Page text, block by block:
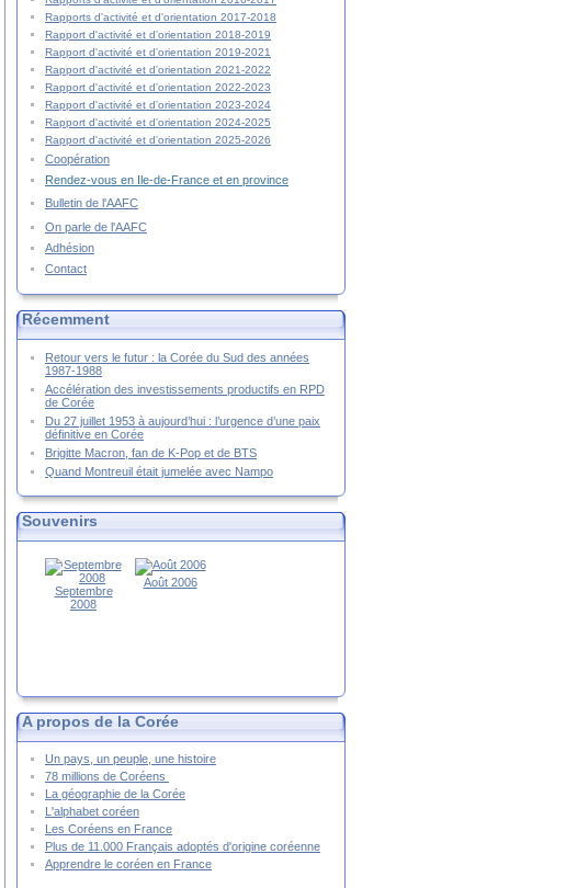
Rapports d'activité et d'orientation 2017-2018
Rapport d'activité et d'orientation 2018-2019
Rapport d'activité et d'orientation 2019-2021
Rapport d'activité et d'orientation 2021-2022
Rapport d'activité et d'orientation 2022-2023
Rapport d'activité et d'orientation 2023-2024
Rapport d'activité et d'orientation 2024-2025
Rapport d'activité et d'orientation 2025-2026
Coopération
Rendez-vous en Ile-de-France et en province
Bulletin de l'AAFC
On parle de l'AAFC
Adhésion
Contact
Récemment
Retour vers le futur : la Corée du Sud des années
1987-1988
Accélération des investissements productifs en RPD
de Corée
Du 27 juillet 1953 à aujourd’hui : l’urgence d’une paix
définitive en Corée
Brigitte Macron, fan de K-Pop et de BTS
Quand Montreuil était jumelée avec Nampo
Souvenirs
Septembre
2008
Août 2006
A propos de la Corée
Un pays, un peuple, une histoire
78 millions de Coréens
La géographie de la Corée
L'alphabet coréen
Les Coréens en France
Plus de 11.000 Français adoptés d'origine coréenne
Apprendre le coréen en France